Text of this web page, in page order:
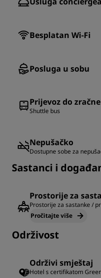
Besplatan Wi-Fi
Posluga u sobu
Prijevoz do
Shuttle bus
Nepušačko
Dostupne sobe za
Sastanci i
Prostorije za
Prostorije za sastanke /
Pročitajte više
Održivost
Održivi smještaj
Hotel s certifikatom